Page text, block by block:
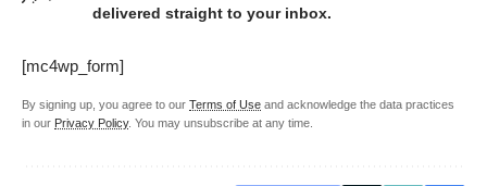
delivered straight to your inbox.
[mc4wp_form]
By signing up, you agree to our Terms of Use and acknowledge the data practices
in our Privacy Policy. You may unsubscribe at any time.